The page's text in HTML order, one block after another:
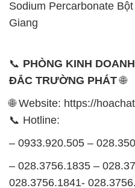
ĐẮC TRƯỜNG PHÁT 🌐
🌐 Website: https://
– 0933.920.505 –
028.3756.1841-
0902.765.866
📧 Email: